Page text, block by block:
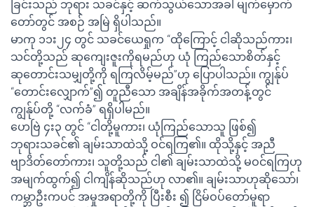
ခြင်းသည် ဘုရား သခင်နှင့် ဆက်သွယ်သောအခါ မျက်မှောက်
တော်တွင် အစဉ် အမြဲ ရှိပါသည်။
မာကု ၁၁း၂၄ တွင် သခင်ယေရှုက “ထိုကြောင့် ငါဆိုသည်ကား၊
သင်တို့သည် ဆုကျေးဇူးကိုရမည်ဟု ယုံ ကြည်သောစိတ်နှင့်
ဆုတောင်းသမျှတို့ကို ရကြလိမ့်မည်”ဟု ပြောပါသည်။ ကျွန်ုပ်
“တောင်းလျှောက်”၍ တူညီသော အချိန်အခိုက်အတန့်တွင်
ကျွန်ုပ်တို့ “လက်ခံ” ရရှိပါမည်။
ဟေဗြဲ ၄း၃ တွင် “ငါတို့မူကား၊ ယုံကြည်သောသူ ဖြစ်၍
ဘုရားသခင်၏ ချမ်းသာထဲသို့ ဝင်ရကြ၏။ ထိုသို့နှင့် အညီ
ဗျာဒိတ်တော်ကား၊ သူတို့သည် ငါ၏ ချမ်းသာထဲသို့ မဝင်ရကြဟု
အမျက်ထွက်၍ ငါကျိန်ဆိုသည်ဟု လာ၏။ ချမ်းသာဟုဆိုသော်၊
ကမ္ဘာဦးကပင် အမှုအရာတို့ကို ပြီးစီး ၍ ငြိမ်ဝပ်တော်မူရာ